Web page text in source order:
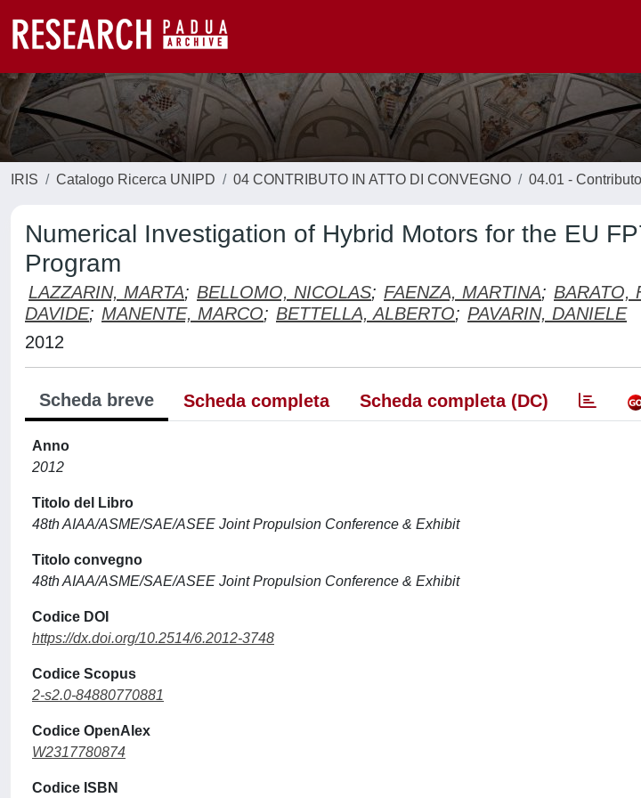
IRIS Catalogo Ricerca UNIPD 04 CONTRIBUTO IN ATTO DI CONVEGNO 04.01 -
Numerical Investigation of Hybrid Motors for the EU
Program
LAZZARIN, MARTA; BELLOMO, NICOLAS; FAENZA, MARTINA; BARATO,
DAVIDE; MANENTE, MARCO; BETTELLA, ALBERTO; PAVARIN, DANIELE
2012
Scheda breve Scheda completa Scheda completa (DC)
Anno
2012
Titolo del Libro
48th AIAA/ASME/SAE/ASEE Joint Propulsion Conference & Exhibit
Titolo convegno
48th AIAA/ASME/SAE/ASEE Joint Propulsion Conference & Exhibit
Codice DOI
https://dx.doi.org/10.2514/6.2012-3748
Codice Scopus
2-s2.0-84880770881
Codice OpenAlex
W2317780874
Codice ISBN